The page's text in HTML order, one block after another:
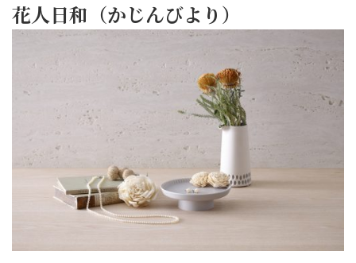
花人日和（かじんびより）